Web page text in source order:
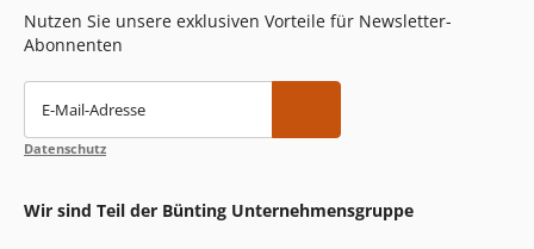
Nutzen Sie unsere exklusiven Vorteile für Newsletter-
Abonnenten
E-Mail-Adresse
Datenschutz
Wir sind Teil der Bünting Unternehmensgruppe